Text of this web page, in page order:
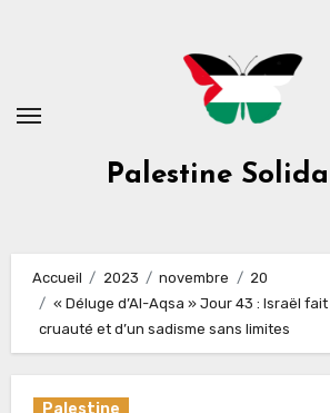
Palestine
Accueil 2023 novembre
20
« Déluge d’Al-Aqsa » Jour 43 : Israël
cruauté et d’un sadisme sans limites
Palestine